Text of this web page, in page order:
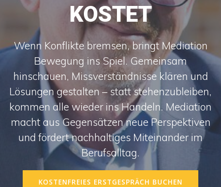
KOSTET
Wenn Konflikte bremsen, bringt Mediation
Bewegung ins Spiel. Gemeinsam
hinschauen, Missverständnisse klären und
Lösungen gestalten – statt stehenzubleiben,
kommen alle wieder ins Handeln. Mediation
macht aus Gegensätzen neue Perspektiven
und fördert nachhaltiges Miteinander im
Berufsalltag.
KOSTENFREIES ERSTGESPRÄCH BUCHEN